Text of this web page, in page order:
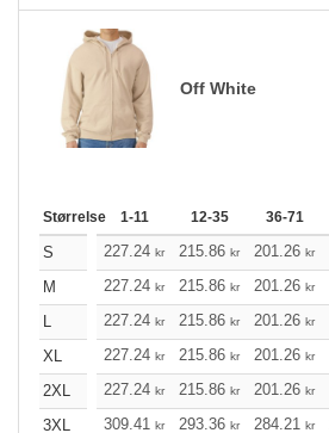
Off White
Størrelse 1-11 12-35 36-71
S 227.24 kr 215.86 kr 201.26 kr
M
227.24 kr 215.86 kr 201.26 kr
L
227.24 kr 215.86 kr 201.26 kr
XL
227.24 kr 215.86 kr 201.26 kr
2XL
227.24 kr 215.86 kr 201.26 kr
3XL
309.41 kr 293.36 kr 284.21 kr